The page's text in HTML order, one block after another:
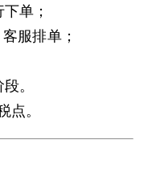
单；
服排单；
。
点。